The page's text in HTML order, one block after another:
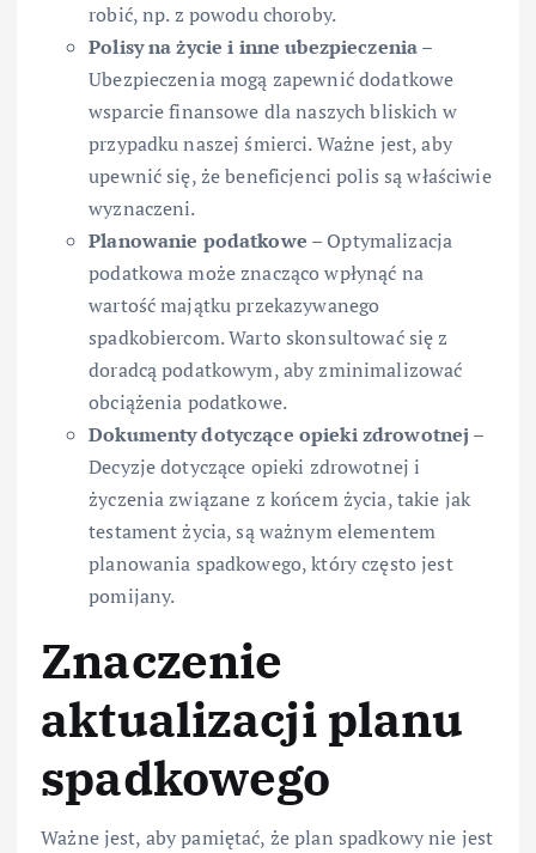
robić, np. z powodu choroby.
Polisy na życie i inne ubezpieczenia–
Ubezpieczenia mogą zapewnić dodatkowe
wsparcie finansowe dla naszych bliskich w
przypadku naszej śmierci. Ważne jest, aby
upewnić się, że beneficjenci polis są właściwie
wyznaczeni.
Planowanie podatkowe – Optymalizacja
podatkowa może znacząco wpłynąć na
wartość majątku przekazywanego
spadkobiercom. Warto skonsultować się z
doradcą podatkowym, aby zminimalizować
obciążenia podatkowe.
Dokumenty dotyczące opieki zdrowotnej –
Decyzje dotyczące opieki zdrowotnej i
życzenia związane z końcem życia, takie jak
testament życia, są ważnym elementem
planowania spadkowego, który często jest
pomijany.
Znaczenie
aktualizacji planu
spadkowego
Ważne jest, aby pamiętać, że plan spadkowy nie jest